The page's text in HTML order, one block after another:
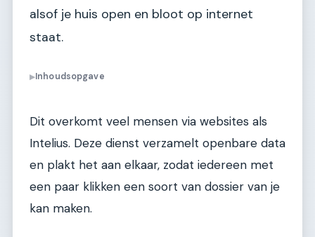
alsof je huis open en bloot op internet
staat.
▶Inhoudsopgave
Dit overkomt veel mensen via websites als
Intelius. Deze dienst verzamelt openbare data
en plakt het aan elkaar, zodat iedereen met
een paar klikken een soort van dossier van je
kan maken.